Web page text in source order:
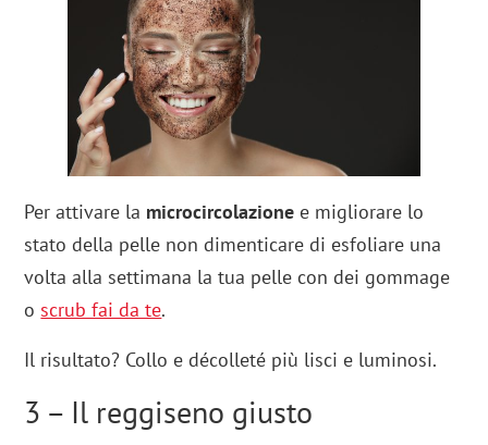
Per attivare la microcircolazione e migliorare lo
stato della pelle non dimenticare di esfoliare una
volta alla settimana la tua pelle con dei gommage
o scrub fai da te.
Il risultato? Collo e décolleté più lisci e luminosi.
3 – Il reggiseno giusto